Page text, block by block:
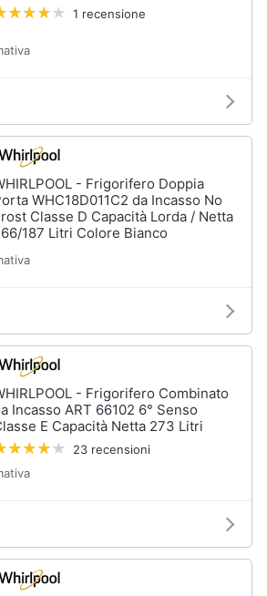
1 recensione
- Frigorifero Doppia
WHC18D011C2 da Incasso No
Classe D Capacità Lorda / Netta
187 Litri Colore Bianco
- Frigorifero Combinato
Incasso ART 66102 6° Senso
E Capacità Netta 273 Litri
23 recensioni